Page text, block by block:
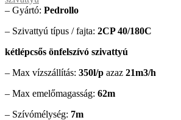
– Gyártó: Pedrollo
– Szivattyú típus / fajta: 2CP 40/180C
kétlépcsős önfelszívó szivattyú
– Max vízszállítás: 350l/p azaz 21m3/h
– Max emelőmagasság: 62m
– Szívómélység: 7m